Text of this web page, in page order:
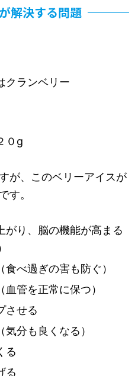
解決する問題
クランベリー
０g
が、このベリーアイスが
す。
がり、脳の機能が高まる
べ過ぎの害も防ぐ）
管を正常に保つ）
させる
分も良くなる）
る
る